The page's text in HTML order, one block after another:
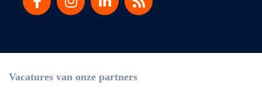
Vacatures van onze partners